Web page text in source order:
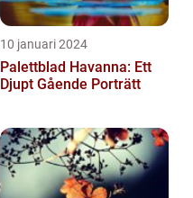
10 januari 2024
Palettblad Havanna: Ett
Djupt Gående Porträtt